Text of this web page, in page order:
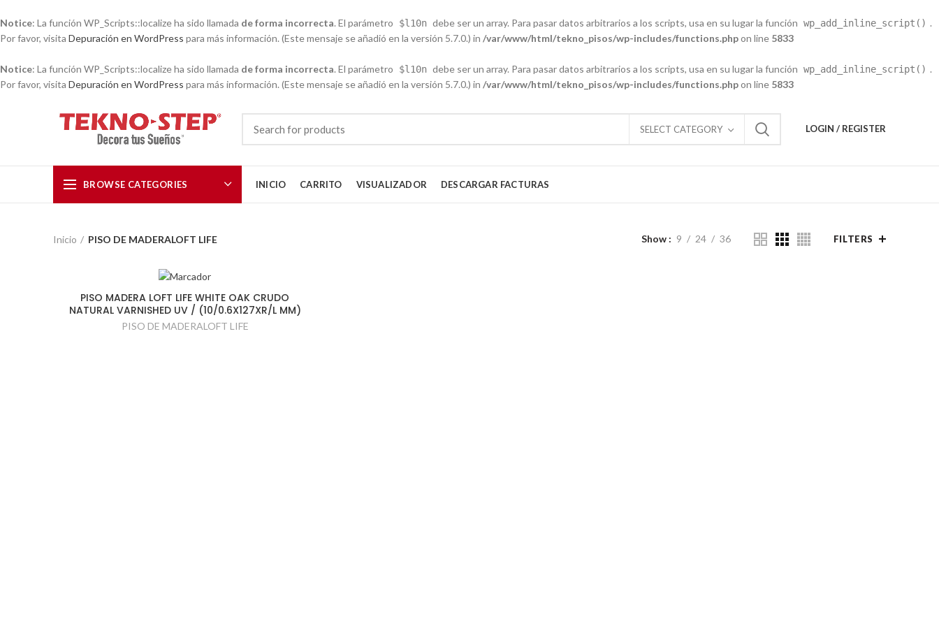
Notice: La función WP_Scripts::localize ha sido llamada de forma incorrecta. El parámetro $l10n debe ser un array. Para pasar datos arbitrarios a los scripts, usa en su lugar la función wp_add_inline_script() .
Por favor, visita Depuración en WordPress para más información. (Este mensaje se añadió en la versión 5.7.0.) in /var/www/html/tekno_pisos/wp-includes/functions.phpon line 5833
Notice: La función WP_Scripts::localize ha sido llamada de forma incorrecta. El parámetro $l10n debe ser un array. Para pasar datos arbitrarios a los scripts, usa en su lugar la función wp_add_inline_script() .
Por favor, visita Depuración en WordPress para más información. (Este mensaje se añadió en la versión 5.7.0.) in /var/www/html/tekno_pisos/wp-includes/functions.phpon line 5833
SELECT CATEGORY LOGIN / REGISTER
BROWSE CATEGORIES INICIO CARRITO VISUALIZADOR DESCARGAR FACTURAS
Inicio PISO DE MADERALOFT LIFE Show 9 24 36 FILTERS
PISO MADERA LOFT LIFE WHITE OAK CRUDO
NATURAL VARNISHED UV / (10/0.6X127XR/L MM)
PISO DE MADERALOFT LIFE